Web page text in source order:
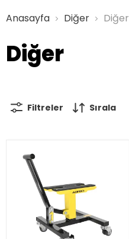
Anasayfa Diğer Diğer
Diğer
Filtreler Sırala